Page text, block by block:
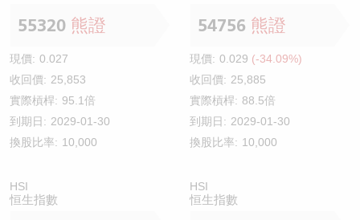
55320 熊證
現價: 0.027
收回價: 25,853
實際槓桿: 95.1倍
到期日: 2029-01-30
換股比率: 10,000
54756 熊證
現價: 0.029 (-34.09%)
收回價: 25,885
實際槓桿: 88.5倍
到期日: 2029-01-30
換股比率: 10,000
HSI
恒生指數
HSI
恒生指數